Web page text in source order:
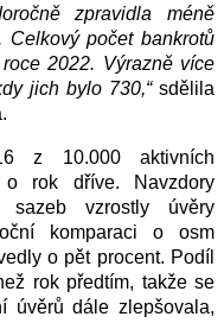
zpravidla méně
Celkový počet bankrotů
2022. Výrazně více
jich bylo 730,“ sdělila
z 10.000 aktivních
rok dříve. Navzdory
sazeb vzrostly úvěry
komparaci o osm
o pět procent. Podíl
rok předtím, takže se
úvěrů dále zlepšovala,